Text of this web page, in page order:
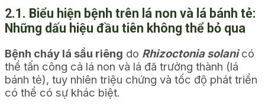
2.1. Biểu hiện bệnh trên lá non và lá bánh tẻ:
Những dấu hiệu đầu tiên không thể bỏ qua
Bệnh cháy lá sầu riêng do Rhizoctonia solanicó
thể tấn công cả lá non và lá đã trưởng thành (lá
bánh tẻ), tuy nhiên triệu chứng và tốc độ phát triển
có thể có sự khác biệt.